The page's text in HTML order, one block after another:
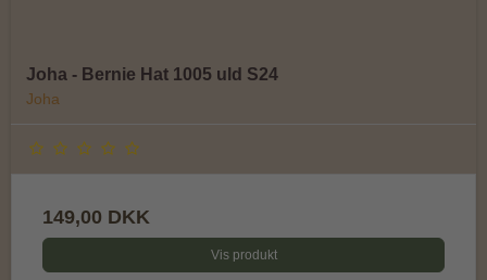
Joha - Bernie Hat 1005 uld S24
Joha
149,00 DKK
Vis produkt